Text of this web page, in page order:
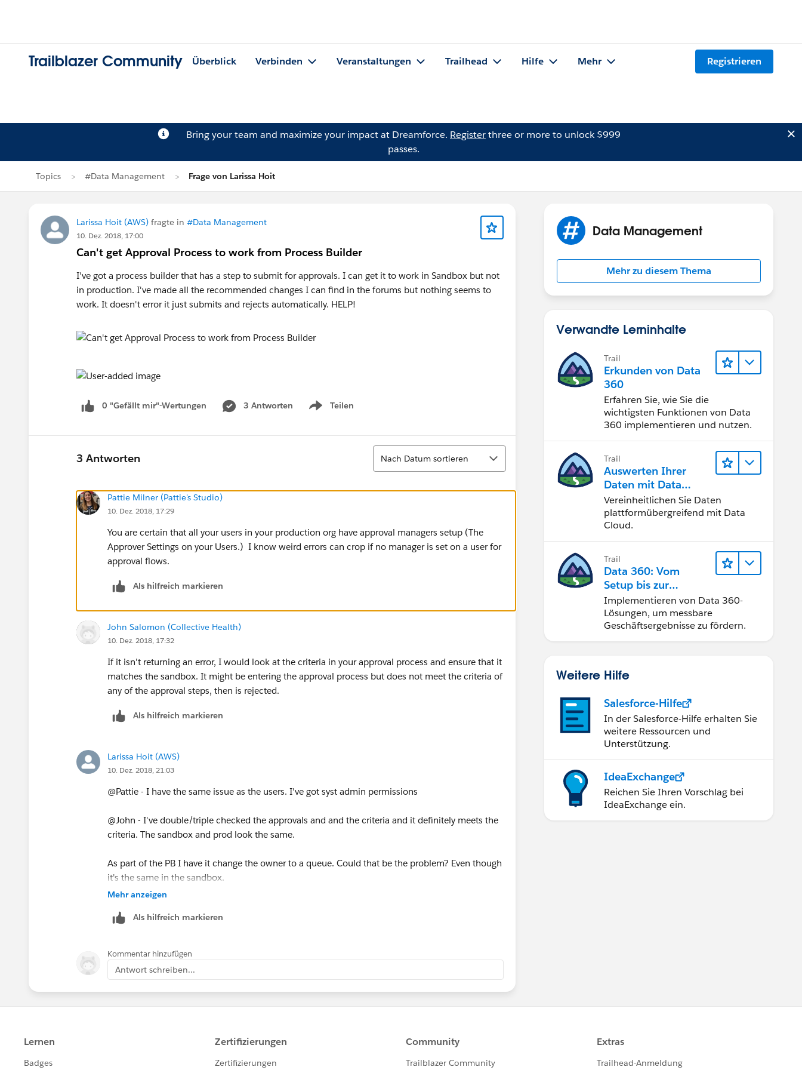
Trailblazer Community Überblick Verbinden Veranstaltungen Trailhead Hilfe Mehr Registrieren
Bring your team and maximize your impact at Dreamforce. Registerthree or more to unlock $999
passes.
Topics #Data Management Frage von Larissa Hoit
Larissa Hoit (AWS) fragte in #Data Management
10. Dez. 2018, 17:00
Can't get Approval Process to work from Process Builder
I've got a process builder that has a step to submit for approvals. I can get it to work in Sandbox but not
in production. I've made all the recommended changes I can find in the forums but nothing seems to
work. It doesn't error it just submits and rejects automatically. HELP!
0 "Gefällt mir"-Wertungen 3 Antworten Teilen
Show menu
3 Antworten
Sortieren
Nach Datum sortieren
Pattie Milner (Pattie's Studio)
10. Dez. 2018, 17:29
You are certain that all your users in your production org have approval managers setup (The
Approver Settings on your Users.) I know weird errors can crop if no manager is set on a user for
approval flows.
Als hilfreich markieren
John Salomon (Collective Health)
10. Dez. 2018, 17:32
If it isn't returning an error, I would look at the criteria in your approval process and ensure that it
matches the sandbox. It might be entering the approval process but does not meet the criteria of
any of the approval steps, then is rejected.
Als hilfreich markieren
Larissa Hoit (AWS)
10. Dez. 2018, 21:03
@Pattie - I have the same issue as the users. I've got syst admin permissions
@John - I've double/triple checked the approvals and and the criteria and it definitely meets the
criteria. The sandbox and prod look the same.
As part of the PB I have it change the owner to a queue. Could that be the problem? Even though
it's the same in the sandbox.
Mehr anzeigen
Als hilfreich markieren
Kommentar hinzufügen
Antwort schreiben...
Data Management
Mehr zu diesem Thema
Verwandte Lerninhalte
Trail
Erkunden von Data
360
Erfahren Sie, wie Sie die
wichtigsten Funktionen von Data
360 implementieren und nutzen.
Trail
Auswerten Ihrer
Daten mit Data
Cloud
Vereinheitlichen Sie Daten
plattformübergreifend mit Data
Cloud.
Trail
Data 360: Vom
Setup bis zur
Aktivierung
Implementieren von Data 360-
Lösungen, um messbare
Geschäftsergebnisse zu fördern.
Weitere Hilfe
Salesforce-Hilfe
In der Salesforce-Hilfe erhalten Sie
weitere Ressourcen und
Unterstützung.
IdeaExchange
Reichen Sie Ihren Vorschlag bei
IdeaExchange ein.